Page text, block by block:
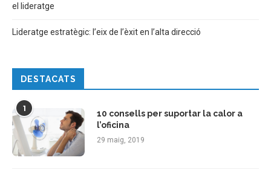
el lideratge
Lideratge estratègic: l’eix de l’èxit en l’alta direcció
DESTACATS
1
10 consells per suportar la calor a
l’oficina
29 maig, 2019